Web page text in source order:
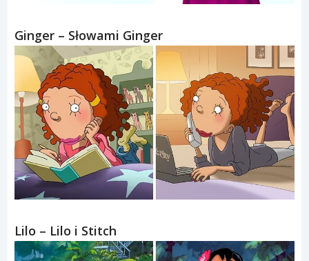
Ginger – Słowami Ginger
Lilo – Lilo i Stitch